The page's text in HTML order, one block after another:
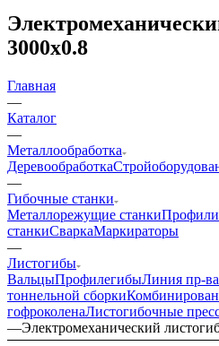
3000х0.8
Главная
—
Каталог
—
Металлообработка
Деревообработка
—
Гибочные станки
Металлорежущие станки
станкиСваркаМаркираторы
—
Листогибы
ВальцыПрофилегибыЛиния пр-ва
тоннельной сборки
гофроколенаЛистогибочные
—Электромеханический